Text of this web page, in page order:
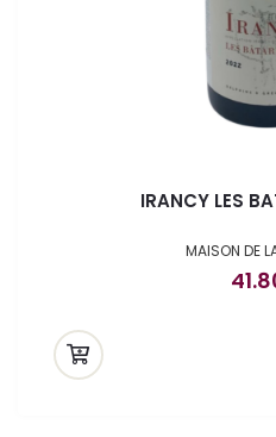
IRANCY LES
MAISON DE